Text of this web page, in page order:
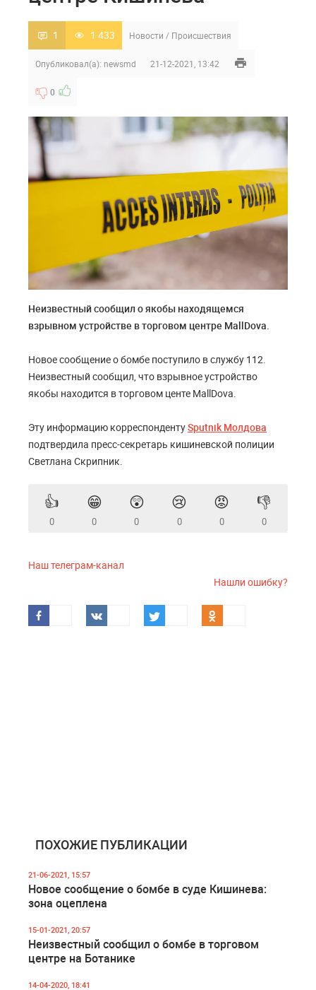
1 1 433 Новости / Происшествия
Опубликовал(а): newsmd 21-12-2021, 13:42
0
Неизвестный сообщил о якобы находящемся
взрывном устройстве в торговом центре MallDova.
Новое сообщение о бомбе поступило в службу 112.
Неизвестный сообщил, что взрывное устройство
якобы находится в торговом центе MallDova.
Эту информацию корреспондентуSputnik Молдова
подтвердила пресс-секретарь кишиневской полиции
Светлана Скрипник.
👍
0
😁
0
😲
0
😢
0
😡
0
👎
0
Наш телеграм-канал
Нашли ошибку?
ПОХОЖИЕ ПУБЛИКАЦИИ
21-06-2021, 15:57
Новое сообщение о бомбе в суде Кишинева:
зона оцеплена
15-01-2021, 20:57
Неизвестный сообщил о бомбе в торговом
центре на Ботанике
14-04-2020, 18:41